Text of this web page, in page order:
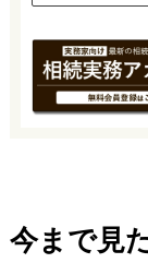
今まで見